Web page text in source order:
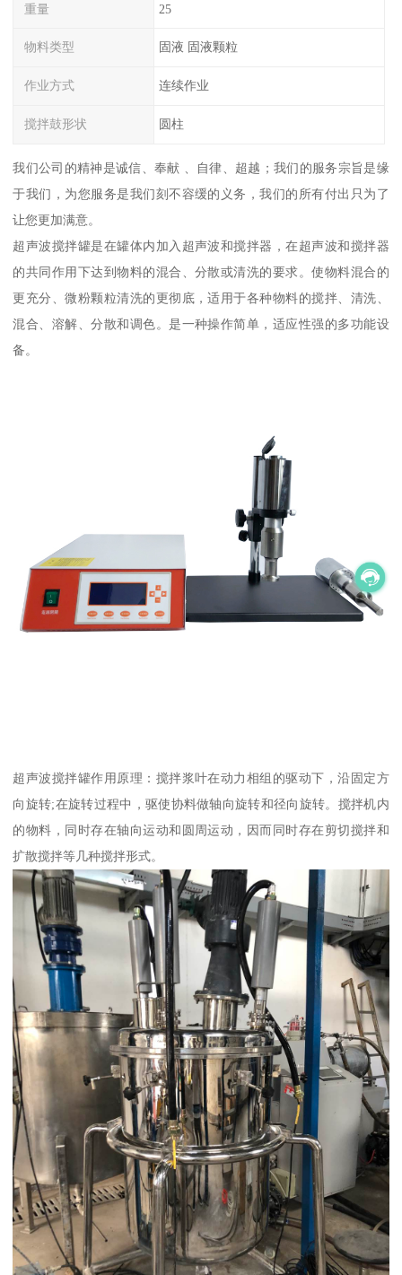
重量 25
物料类型 固液 固液颗粒
作业方式 连续作业
搅拌鼓形状 圆柱
我们公司的精神是诚信、奉献 、自律、超越；我们的服务宗旨是缘
于我们，为您服务是我们刻不容缓的义务，我们的所有付出只为了
让您更加满意。
超声波搅拌罐是在罐体内加入超声波和搅拌器，在超声波和搅拌器
的共同作用下达到物料的混合、分散或清洗的要求。使物料混合的
更充分、微粉颗粒清洗的更彻底，适用于各种物料的搅拌、清洗、
混合、溶解、分散和调色。是一种操作简单，适应性强的多功能设
备。
超声波搅拌罐作用原理：搅拌浆叶在动力相组的驱动下，沿固定方
向旋转;在旋转过程中，驱使协料做轴向旋转和径向旋转。搅拌机内
的物料，同时存在轴向运动和圆周运动，因而同时存在剪切搅拌和
扩散搅拌等几种搅拌形式。